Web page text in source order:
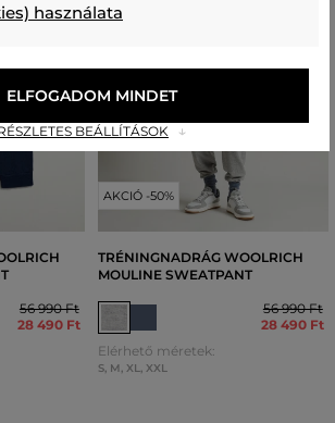
56 990 Ft
28 490 Ft
AKCIÓ -50%
TRÉNINGNADRÁG WOOLRICH
MOULINE SWEATPANT
56 990 Ft
28 490 Ft
Elérhető méretek:
S, M, XL, XXL
használata
BEÁLLÍTÁSOK
ELFOGADOM MINDET